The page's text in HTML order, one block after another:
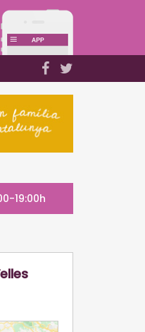
19:00h